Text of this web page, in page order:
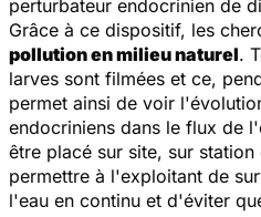
perturbateur endocrinien de
Grâce à ce dispositif, les
pollution en milieu naturel.
larves sont filmées et ce,
permet ainsi de voir
endocriniens dans le flux de
être placé sur site, sur
permettre à l'exploitant de
l'eau en continu et d'éviter